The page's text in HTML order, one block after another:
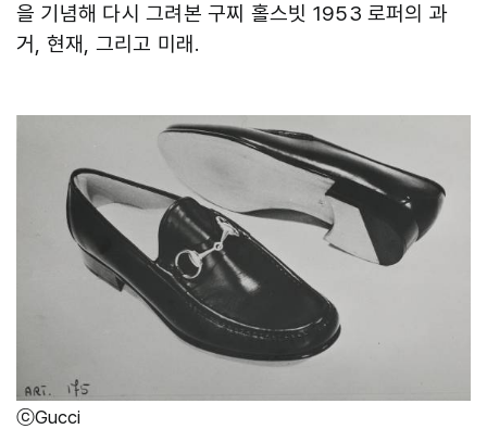
을 기념해 다시 그려본 구찌 홀스빗 1953 로퍼의 과
거, 현재, 그리고 미래.
ⓒGucci